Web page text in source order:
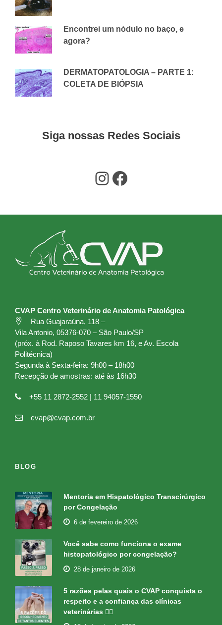
Encontrei um nódulo no baço, e
agora?
DERMATOPATOLOGIA – PARTE 1:
COLETA DE BIÓPSIA
Siga nossas Redes Sociais
Instagram Facebook
CVAP Centro Veterinário de Anatomia Patológica
Rua Guajaraúna, 118 –
Vila Antonio, 05376-070 – São Paulo/SP
(próx. à Rod. Raposo Tavares km 16, e Av. Escola
Politécnica)
Segunda à Sexta-feira: 9h00 – 18h00
Recepção de amostras: até às 16h30
+55 11 2872-2552 | 11 94057-1550
cvap@cvap.com.br
BLOG
Mentoria em Hispatológico Transcirúrgico
por Congelação
6 de fevereiro de 2026
Você sabe como funciona o exame
histopatológico por congelação?
28 de janeiro de 2026
5 razões pelas quais o CVAP conquista o
respeito e a confiança das clínicas
veterinárias 👇🏻